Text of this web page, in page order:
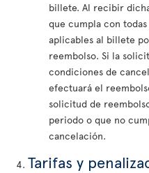
billete. Al recibir
que cumpla con
aplicables al billete
reembolso. Si la
condiciones de
efectuará el
solicitud de
periodo o que no
cancelación.
Tarifas y